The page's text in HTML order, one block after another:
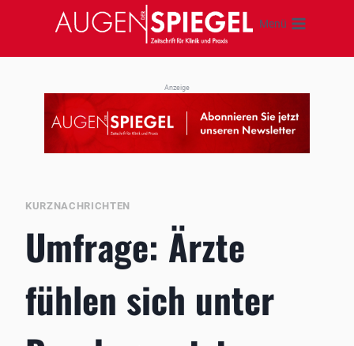
springen
Menü
Anzeige
KURZNACHRICHTEN
Umfrage: Ärzte
fühlen sich unter